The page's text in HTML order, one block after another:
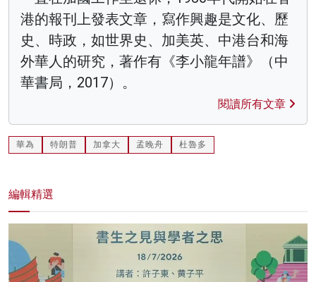
港的報刊上發表文章，寫作興趣是文化、歷
史、時政，如世界史、加美英、中港台和海
外華人的研究，著作有《李小龍年譜》（中
華書局，2017）。
閱讀所有文章
華為 特朗普 加拿大 孟晚舟 杜魯多
編輯精選